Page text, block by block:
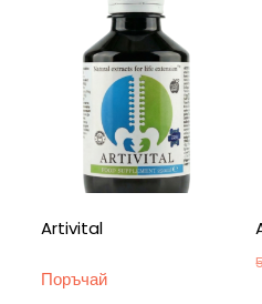
Artivital
Поръчай